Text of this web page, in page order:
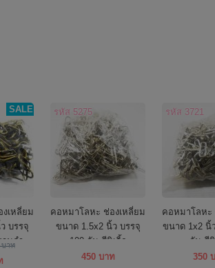
SALE
เหลี่ยม
บรรจุ
มดำ
บาท
รหัส 5275
คอหมาโลหะ ช่องเหลี่ยม
ขนาด 1.5x2 นิ้ว บรรจุ
100 อัน สีนิเกิ้ล
450 บาท
รหัส 3721
คอหมาโลหะ
ขนาด 1x2 นิ้
อัน สีนิ
350